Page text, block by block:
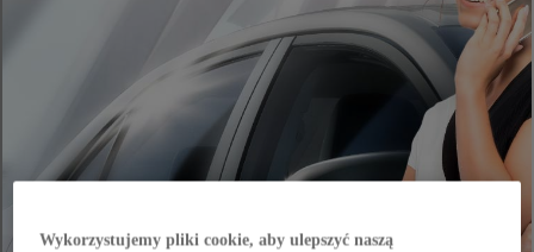
Wykorzystujemy pliki cookie, aby ulepszyć naszą